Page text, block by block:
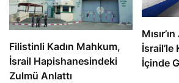
Filistinli Kadın Mahkum,
İsrail Hapishanesindeki
Zulmü Anlattı
İçinde